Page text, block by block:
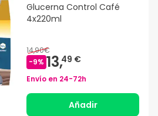
Glucerna Control Café
4x220ml
14,90€
-9% 13,49 €
Envío en 24-72h
Añadir